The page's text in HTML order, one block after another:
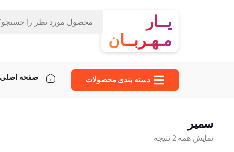
یــار
مـهـربــان
دسته‌ بندی محصولات صفحه اصلی
سمیر
نمایش همه 2 نتیجه